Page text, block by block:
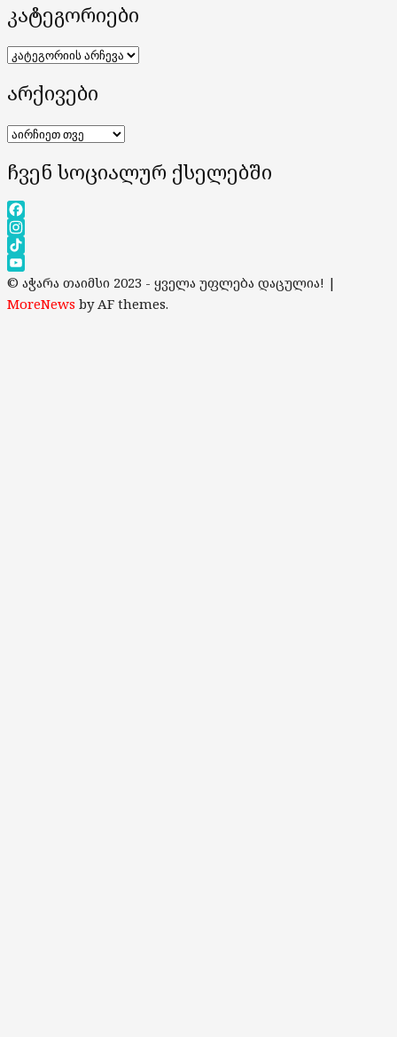
კატეგორიები
კატეგორიები
არქივები
არქივები
ჩვენ სოციალურ ქსელებში
Facebook
Instagram
TikTok
YouTube
Channel
© აჭარა თაიმსი 2023 - ყველა უფლება დაცულია! |
MoreNews by AF themes.